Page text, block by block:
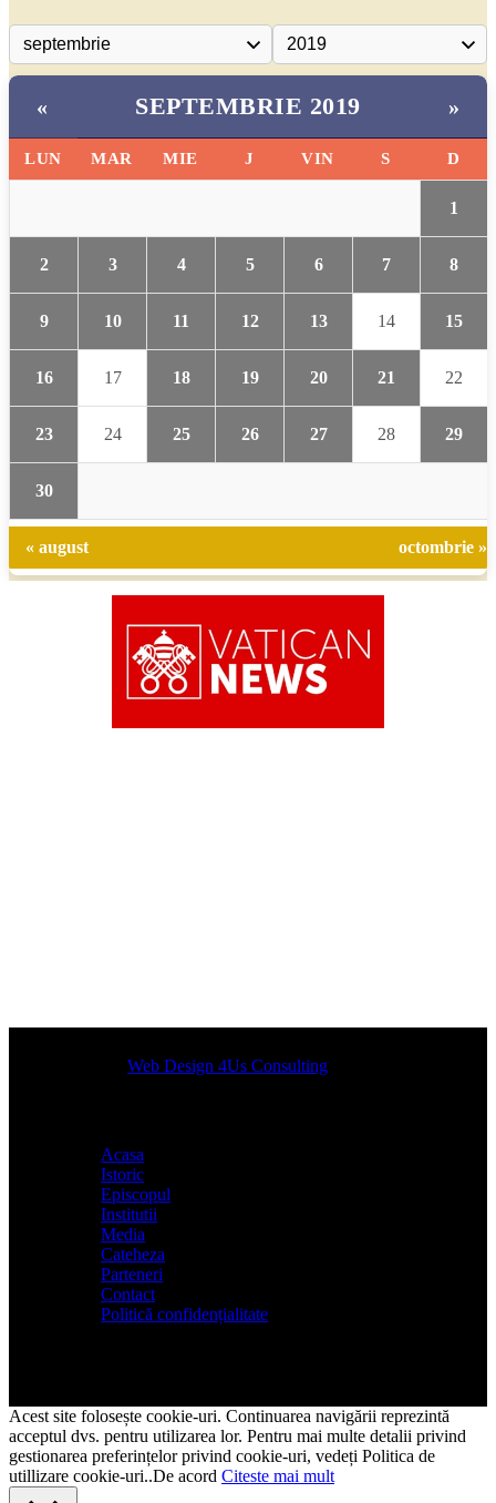
« SEPTEMBRIE 2019 »
LUN MAR MIE J VIN S D
1
2 3 4 5 6 7 8
9 10 11 12 13 14 15
16 17 18 19 20 21 22
23 24 25 26 27 28 29
30
« august octombrie »
Designed byWeb Design 4Us Consulting
Acasa
Istoric
Episcopul
Institutii
Media
Cateheza
Parteneri
Contact
Politică confidențialitate
Acest site folosește cookie-uri. Continuarea navigării reprezintă
acceptul dvs. pentru utilizarea lor. Pentru mai multe detalii privind
gestionarea preferințelor privind cookie-uri, vedeți Politica de
utillizare cookie-uri..De acord Citeste mai mult